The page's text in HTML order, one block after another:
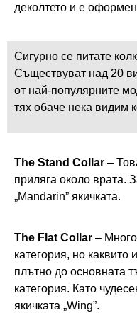
деколтето и е
Сигурно се питате
Съществуват над 20
от най-популярните
тях обаче нека видим
The Stand Collar –
приляга около
„Mandarin” якичката.
The Flat Collar –
категория, но каквито
плътно до основната
категория. Като
якичката „Wing”.